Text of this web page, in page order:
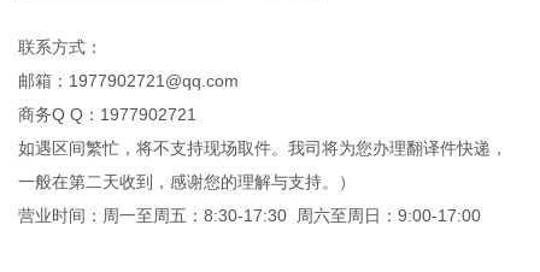
联系方式：
邮箱：1977902721@qq.com
商务Q Q：1977902721
如遇区间繁忙，将不支持现场取件。我司将为您办理翻译件快递，
一般在第二天收到，感谢您的理解与支持。）
营业时间：周一至周五：8:30-17:30 周六至周日：9:00-17:00